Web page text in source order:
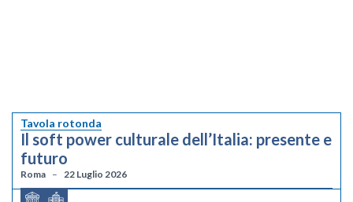
Tavola rotonda
Il soft power culturale dell’Italia: presente e
futuro
Roma 22 Luglio 2026